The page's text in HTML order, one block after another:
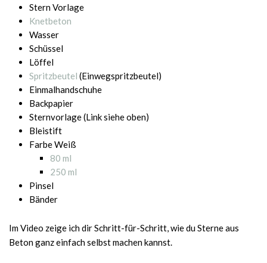
Stern Vorlage
Knetbeton
Wasser
Schüssel
Löffel
Spritzbeutel (Einwegspritzbeutel)
Einmalhandschuhe
Backpapier
Sternvorlage (Link siehe oben)
Bleistift
Farbe Weiß
80 ml
250 ml
Pinsel
Bänder
Im Video zeige ich dir Schritt-für-Schritt, wie du Sterne aus
Beton ganz einfach selbst machen kannst.